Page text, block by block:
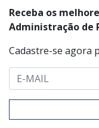
Receba os
Administração de
Cadastre-se agora